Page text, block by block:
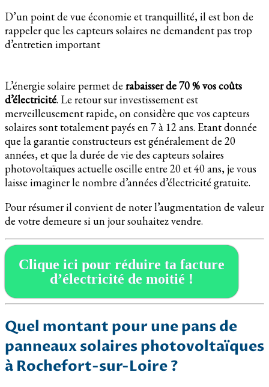
D’un point de vue économie et tranquillité, il est bon de
rappeler que les capteurs solaires ne demandent pas trop
d’entretien important
L’énergie solaire permet de rabaisser de 70 % vos coûts
d’électricité. Le retour sur investissement est
merveilleusement rapide, on considère que vos capteurs
solaires sont totalement payés en 7 à 12 ans. Etant donnée
que la garantie constructeurs est généralement de 20
années, et que la durée de vie des capteurs solaires
photovoltaïques actuelle oscille entre 20 et 40 ans, je vous
laisse imaginer le nombre d’années d’électricité gratuite.
Pour résumer il convient de noter l’augmentation de valeur
de votre demeure si un jour souhaitez vendre.
Clique ici pour réduire ta facture
d’électricité de moitié !
Quel montant pour une pans de
panneaux solaires photovoltaïques
à Rochefort-sur-Loire ?